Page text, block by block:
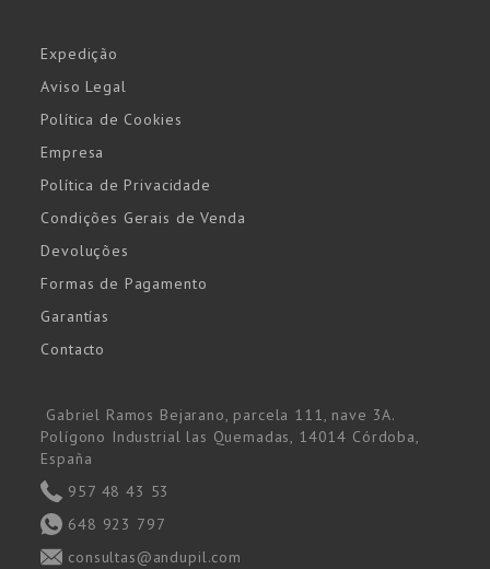
Expedição
Aviso Legal
Política de Cookies
Empresa
Política de Privacidade
Condições Gerais de Venda
Devoluções
Formas de Pagamento
Garantías
Contacto
Gabriel Ramos Bejarano, parcela 111, nave 3A.
Polígono Industrial las Quemadas, 14014 Córdoba,
España
957 48 43 53
648 923 797
consultas@andupil.com